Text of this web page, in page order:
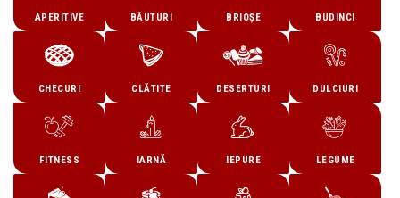
APERITIVE BĂUTURI BRIOȘE BUDINCI
CHECURI CLĂTITE DESERTURI DULCIURI
FITNESS IARNĂ IEPURE LEGUME